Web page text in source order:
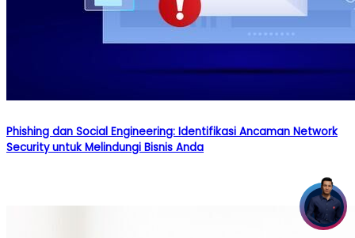
Phishing dan Social Engineering: Identifikasi Ancaman Network
Security untuk Melindungi Bisnis Anda